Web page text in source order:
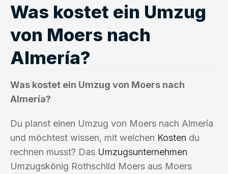
Was kostet ein Umzug
von Moers nach
Almería?
Was kostet ein Umzug von Moers nach
Almería?
Du planst einen Umzug von Moers nach Almería
und möchtest wissen, mit welchen Kosten du
rechnen musst? Das Umzugsunternehmen
Umzugskönig Rothschild Moers aus Moers